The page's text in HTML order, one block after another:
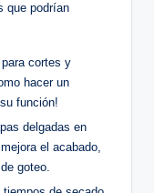
que podrían
cortes y
hacer un
función!
delgadas en
el acabado,
goteo.